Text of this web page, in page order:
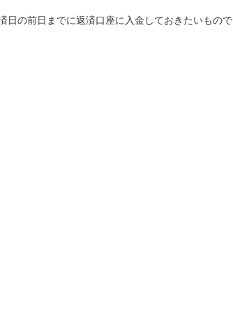
日の前日までに返済口座に入金しておきたいもので